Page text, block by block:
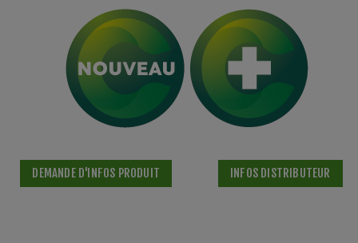
DEMANDE D'INFOS PRODUIT INFOS DISTRIBUTEUR